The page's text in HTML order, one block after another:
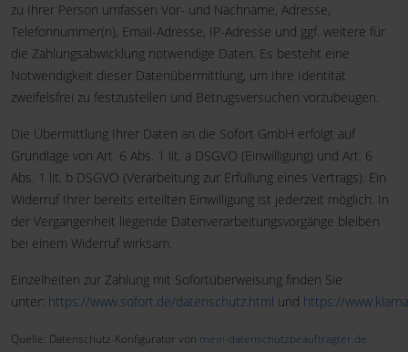
zu Ihrer Person umfassen Vor- und Nachname, Adresse,
Telefonnummer(n), Email-Adresse, IP-Adresse und ggf. weitere für
die Zahlungsabwicklung notwendige Daten. Es besteht eine
Notwendigkeit dieser Datenübermittlung, um Ihre Identität
zweifelsfrei zu festzustellen und Betrugsversuchen vorzubeugen.
Die Übermittlung Ihrer Daten an die Sofort GmbH erfolgt auf
Grundlage von Art. 6 Abs. 1 lit. a DSGVO (Einwilligung) und Art. 6
Abs. 1 lit. b DSGVO (Verarbeitung zur Erfüllung eines Vertrags). Ein
Widerruf Ihrer bereits erteilten Einwilligung ist jederzeit möglich. In
der Vergangenheit liegende Datenverarbeitungsvorgänge bleiben
bei einem Widerruf wirksam.
Einzelheiten zur Zahlung mit Sofortüberweisung finden Sie
unter: https://www.sofort.de/datenschutz.html und https://
Quelle: Datenschutz-Konfigurator von mein-datenschutzbeauftragter.de